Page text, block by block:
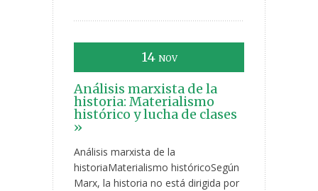
14 NOV
Análisis marxista de la
historia: Materialismo
histórico y lucha de clases
»
Análisis marxista de la
historiaMaterialismo históricoSegún
Marx, la historia no está dirigida por